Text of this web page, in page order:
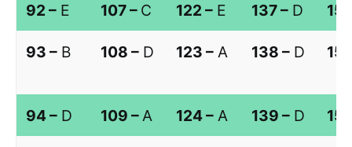
92 – E 107 – C 122 – E 137 – D
93 – B 108 – D 123 – A 138 – D
94 – D 109 –A 124 – A 139 – D